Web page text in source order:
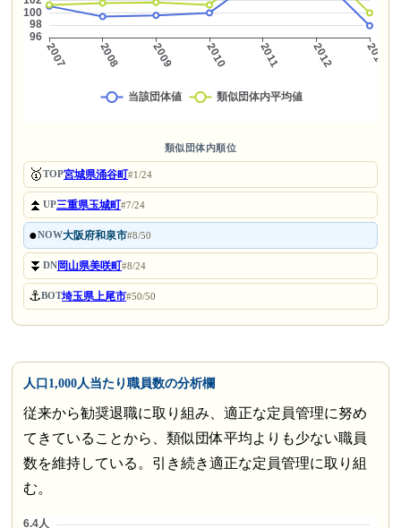
類似団体内順位
🥇TOP宮城県涌谷町#1/24
⏫UP三重県玉城町#7/24
●NOW大阪府和泉市#8/50
⏬DN岡山県美咲町#8/24
⚓BOT埼玉県上尾市#50/50
人口1,000人当たり職員数の分析欄
従来から勧奨退職に取り組み、適正な定員管理に努め
てきていることから、類似団体平均よりも少ない職員
数を維持している。引き続き適正な定員管理に取り組
む。